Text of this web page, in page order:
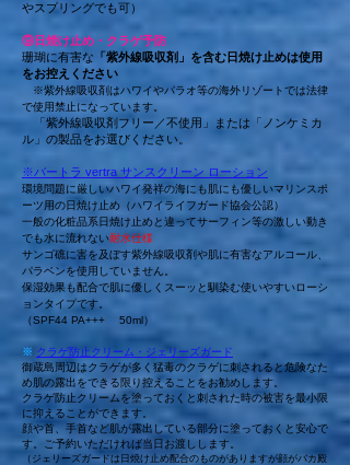
やスプリングでも可）
​⑨日焼け止め・クラゲ予防
珊瑚に有害な 「紫外線吸収剤」を含む日焼け止めは使用
をお控えください
※紫外線吸収剤はハワイやパラオ等の海外リゾートでは法律
で使用禁止になっています。
「紫外線吸収剤フリー／不使用」または「ノンケミカ
ル」の製品をお選びください。
※バートラ vertra サンスクリーン ローション
環境問題に厳しいハワイ発祥の海にも肌にも優しいマリンスポ
ーツ用の日焼け止め（ハワイライフガード協会公認）
一般の化粧品系日焼け止めと違ってサーフィン等の激しい動き
でも水に流れない耐水仕様
サンゴ礁に害を及ぼす紫外線吸収剤や肌に有害なアルコール、
パラベンを使用していません。
保湿効果も配合で肌に優しくスーッと馴染む使いやすいローシ
ョンタイプです。
（SPF44 PA+++ 50ml）
※ クラゲ防止クリーム・ジェリーズガード
御蔵島周辺はクラゲが多く猛毒のクラゲに刺されると危険なた
め肌の露出をできる限り控えることをお勧めします。
クラゲ防止クリームを塗っておくと刺された時の被害を最小限
に抑えることができます。
顔や首、手首など肌が露出している部分に塗っておくと安心で
す。
ご予約いただければ当日お渡しします。
​（ジェリーズガードは日焼け止め配合のものがありますが顔がバカ殿